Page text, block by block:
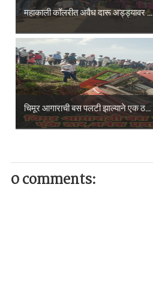
महाकाली कॉलरीत अवैध दारू अड्ड्यावर ...
चिमूर आगाराची बस पलटी झाल्याने एक ठ...
0 comments: